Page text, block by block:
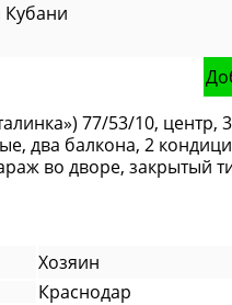
77/53/10, центр,
два балкона, 2
во дворе, закрытый
Хозяин
Краснодар